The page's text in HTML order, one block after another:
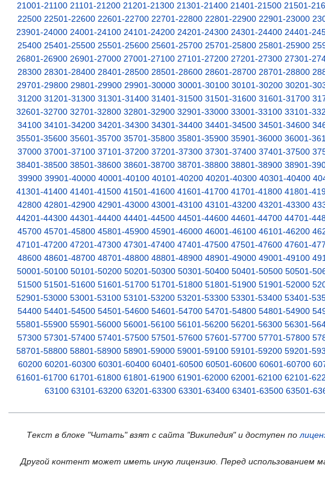
21001-21100 21101-21200 21201-21300 21301-21400 21401-21500 21501-
22500 22501-22600 22601-22700 22701-22800 22801-22900 22901-23000
23901-24000 24001-24100 24101-24200 24201-24300 24301-24400 24401-
25400 25401-25500 25501-25600 25601-25700 25701-25800 25801-25900
26801-26900 26901-27000 27001-27100 27101-27200 27201-27300 27301-
28300 28301-28400 28401-28500 28501-28600 28601-28700 28701-28800
29701-29800 29801-29900 29901-30000 30001-30100 30101-30200 30201-
31200 31201-31300 31301-31400 31401-31500 31501-31600 31601-31700
32601-32700 32701-32800 32801-32900 32901-33000 33001-33100 33101-
34100 34101-34200 34201-34300 34301-34400 34401-34500 34501-34600
35501-35600 35601-35700 35701-35800 35801-35900 35901-36000 36001-
37000 37001-37100 37101-37200 37201-37300 37301-37400 37401-37500
38401-38500 38501-38600 38601-38700 38701-38800 38801-38900 38901-
39900 39901-40000 40001-40100 40101-40200 40201-40300 40301-40400
41301-41400 41401-41500 41501-41600 41601-41700 41701-41800 41801-
42800 42801-42900 42901-43000 43001-43100 43101-43200 43201-43300
44201-44300 44301-44400 44401-44500 44501-44600 44601-44700 44701-
45700 45701-45800 45801-45900 45901-46000 46001-46100 46101-46200
47101-47200 47201-47300 47301-47400 47401-47500 47501-47600 47601-
48600 48601-48700 48701-48800 48801-48900 48901-49000 49001-49100
50001-50100 50101-50200 50201-50300 50301-50400 50401-50500 50501-
51500 51501-51600 51601-51700 51701-51800 51801-51900 51901-52000
52901-53000 53001-53100 53101-53200 53201-53300 53301-53400 53401-
54400 54401-54500 54501-54600 54601-54700 54701-54800 54801-54900
55801-55900 55901-56000 56001-56100 56101-56200 56201-56300 56301-
57300 57301-57400 57401-57500 57501-57600 57601-57700 57701-57800
58701-58800 58801-58900 58901-59000 59001-59100 59101-59200 59201-
60200 60201-60300 60301-60400 60401-60500 60501-60600 60601-60700
61601-61700 61701-61800 61801-61900 61901-62000 62001-62100 62101-
63100 63101-63200 63201-63300 63301-63400 63401-63500 63501-
Текст в блоке "Читать" взят с сайта "Википедия" и доступен по
Другой контент может иметь иную лицензию. Перед использованием